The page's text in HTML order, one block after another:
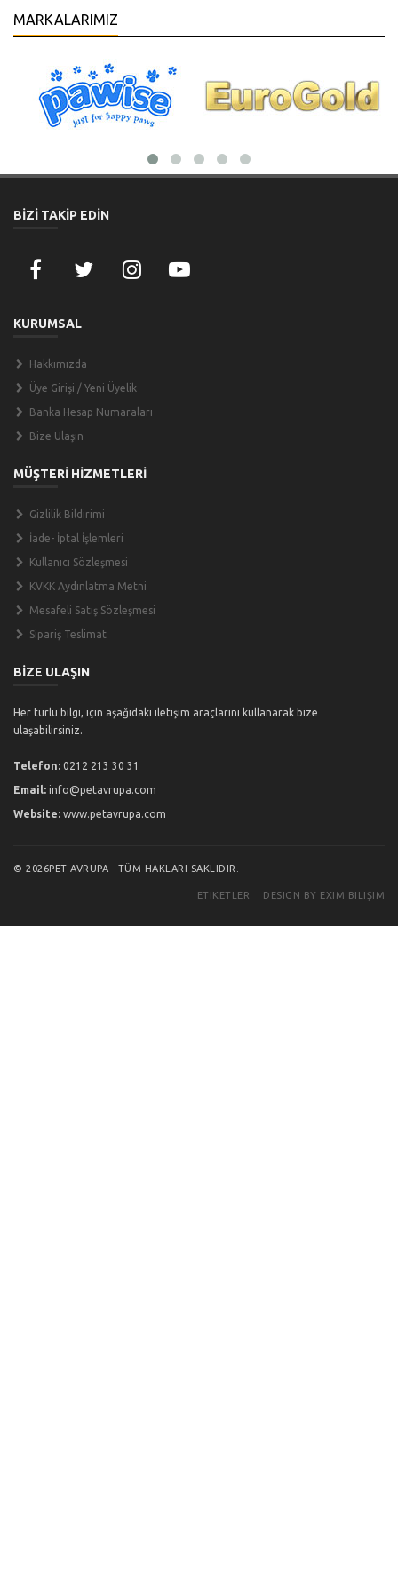
MARKALARIMIZ
BİZİ TAKİP EDİN
KURUMSAL
Hakkımızda
Üye Girişi / Yeni Üyelik
Banka Hesap Numaraları
Bize Ulaşın
MÜŞTERİ HİZMETLERİ
Gizlilik Bildirimi
İade- İptal İşlemleri
Kullanıcı Sözleşmesi
KVKK Aydınlatma Metni
Mesafeli Satış Sözleşmesi
Sipariş Teslimat
BİZE ULAŞIN
Her türlü bilgi, için aşağıdaki iletişim araçlarını kullanarak bize
ulaşabilirsiniz.
Telefon: 0212 213 30 31
Email: info@petavrupa.com
Website: www.petavrupa.com
© 2026PET AVRUPA - TÜM HAKLARI SAKLIDIR.
ETIKETLER DESIGN BY EXIM BILIŞIM